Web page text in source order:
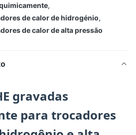
,
de calor de hidrogénio,
de calor de alta pressão
gravadas
para trocadores